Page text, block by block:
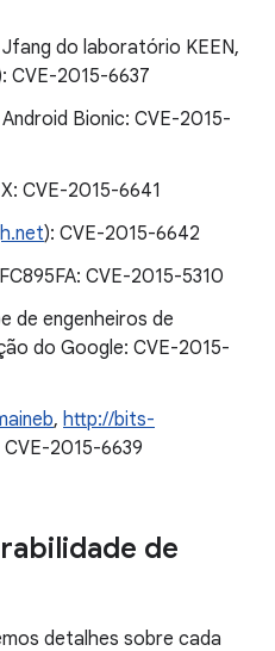
Jfang do laboratório KEEN,
CVE-2015-6637
Bionic: CVE-2015-
CVE-2015-6641
): CVE-2015-6642
CVE-2015-5310
de engenheiros de
do Google: CVE-2015-
, http://bits-
CVE-2015-6639
de
detalhes sobre cada